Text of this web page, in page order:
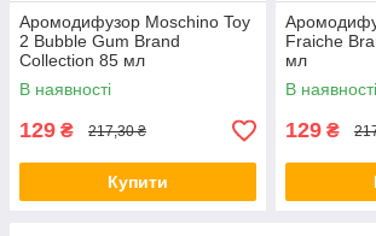
Аромодифузор Moschino Toy
2 Bubble Gum Brand
Collection 85 мл
В наявності
129 ₴ 217,30 ₴
Купити
Fraiche
мл
В наявності
129 ₴